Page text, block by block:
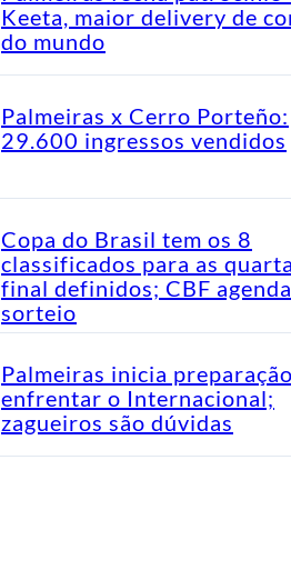
Keeta, maior delivery de
do mundo
Palmeiras x Cerro Porteño:
29.600 ingressos vendidos
Copa do Brasil tem os 8
classificados para as
final definidos; CBF agenda
sorteio
Palmeiras inicia
enfrentar o Internacional;
zagueiros são dúvidas